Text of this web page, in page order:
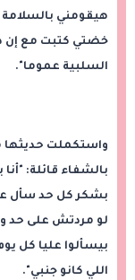
هيقومني
خضتي كتبت مع إن
السلبية عموما".
واستكملت حديثها
بالشفاء قائلة:
بشكر كل حد سأل
لو مردتش على حد
بيسألوا عليا كل
اللي كانو جنبي".